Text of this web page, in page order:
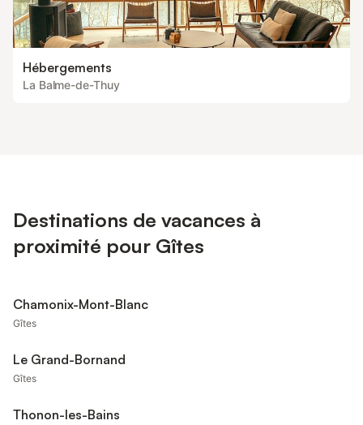
Hébergements
La Balme-de-Thuy
Destinations de vacances à
proximité pour Gîtes
Chamonix-Mont-Blanc
Gîtes
Le Grand-Bornand
Gîtes
Thonon-les-Bains